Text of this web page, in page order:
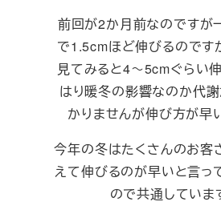
前回が2か月前なのですが
で1.5cmほど伸びるのです
見てみると4～5cmぐらい
はり暖冬の影響なのか代
かりませんが伸び方が早
今年の冬はたくさんのお客
えて伸びるのが早いと言っ
ので共通していま